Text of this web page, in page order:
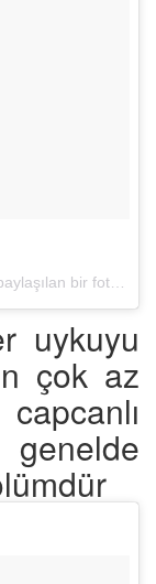
uykuyu
çok az